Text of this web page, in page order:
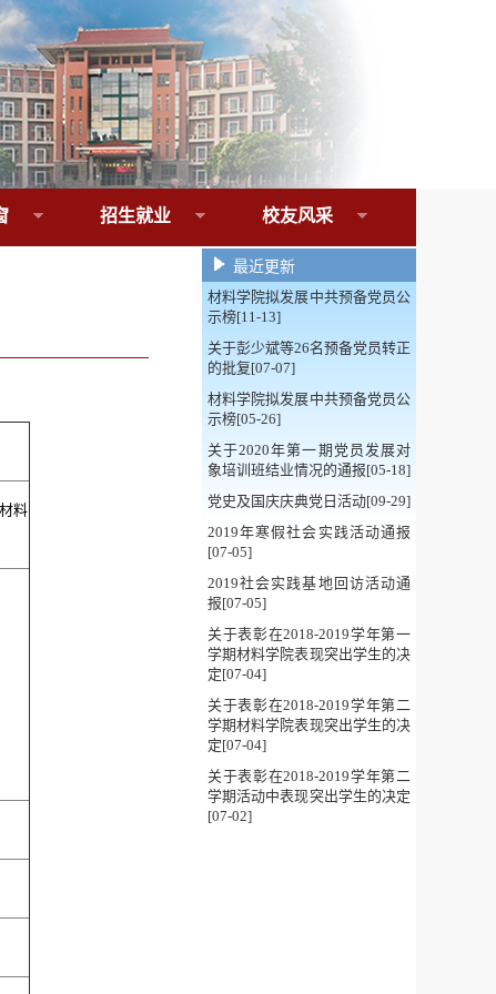
招生就业 校友风采
料
最近更新
材料学院拟发展中共预备党员公
示榜[11-13]
关于彭少斌等26名预备党员转正
的批复[07-07]
材料学院拟发展中共预备党员公
示榜[05-26]
关于2020年第一期党员发展对
象培训班结业情况的通报[05-18]
党史及国庆庆典党日活动[09-29]
2019年寒假社会实践活动通报
[07-05]
2019社会实践基地回访活动通
报[07-05]
关于表彰在2018-2019学年第一
学期材料学院表现突出学生的决
定[07-04]
关于表彰在2018-2019学年第二
学期材料学院表现突出学生的决
定[07-04]
关于表彰在2018-2019学年第二
学期活动中表现突出学生的决定
[07-02]